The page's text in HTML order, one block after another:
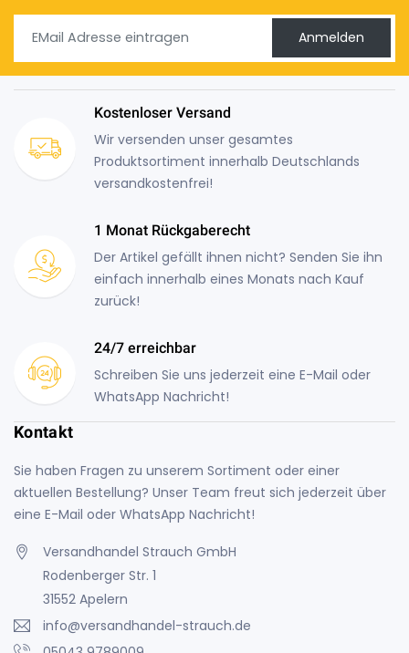
Anmelden
Kostenloser Versand
Wir versenden unser gesamtes
Produktsortiment innerhalb Deutschlands
versandkostenfrei!
1 Monat Rückgaberecht
Der Artikel gefällt ihnen nicht? Senden Sie ihn
einfach innerhalb eines Monats nach Kauf
zurück!
24/7 erreichbar
Schreiben Sie uns jederzeit eine E-Mail oder
WhatsApp Nachricht!
Kontakt
Sie haben Fragen zu unserem Sortiment oder einer
aktuellen Bestellung? Unser Team freut sich jederzeit über
eine E-Mail oder WhatsApp Nachricht!
Versandhandel Strauch GmbH
Rodenberger Str. 1
31552 Apelern
info@versandhandel-strauch.de